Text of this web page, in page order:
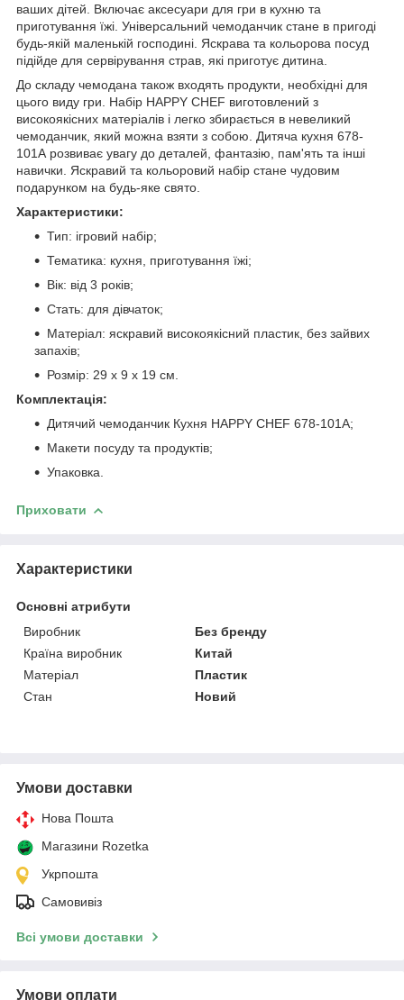
ваших дітей. Включає аксесуари для гри в кухню та
приготування їжі. Універсальний чемоданчик стане в пригоді
будь-якій маленькій господині. Яскрава та кольорова посуд
підійде для сервірування страв, які приготує дитина.
До складу чемодана також входять продукти, необхідні для
цього виду гри. Набір HAPPY CHEF виготовлений з
високоякісних матеріалів і легко збирається в невеликий
чемоданчик, який можна взяти з собою. Дитяча кухня 678-
101А розвиває увагу до деталей, фантазію, пам'ять та інші
навички. Яскравий та кольоровий набір стане чудовим
подарунком на будь-яке свято.
Характеристики:
Тип: ігровий набір;
Тематика: кухня, приготування їжі;
Вік: від 3 років;
Стать: для дівчаток;
Матеріал: яскравий високоякісний пластик, без зайвих
запахів;
Розмір: 29 x 9 x 19 см.
Комплектація:
Дитячий чемоданчик Кухня HAPPY CHEF 678-101А;
Макети посуду та продуктів;
Упаковка.
Приховати
Характеристики
Основні атрибути
Виробник
Без бренду
Країна виробник
Китай
Матеріал
Пластик
Стан
Новий
Умови доставки
Нова Пошта
Магазини Rozetka
Укрпошта
Самовивіз
Всі умови доставки
Умови оплати